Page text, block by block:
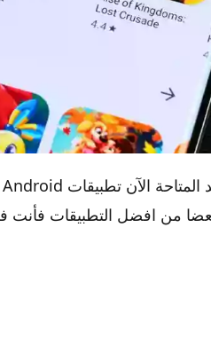
15 من أفضل تطبيقات الاندرويد المتاحة الآن
من افضل التطبيقات فأنت